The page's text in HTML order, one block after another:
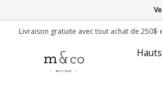
Livraison gratuite avec tout achat de 250$
Hauts